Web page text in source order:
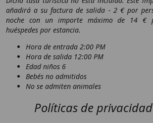
añadirá a su factura de salida - 2 € por
noche con un importe máximo de 14 €
huéspedes por estancia.
Hora de entrada 2:00 PM
Hora de salida 12:00 PM
Edad niños 6
Bebés no admitidos
No se admiten animales
Políticas de privacidad